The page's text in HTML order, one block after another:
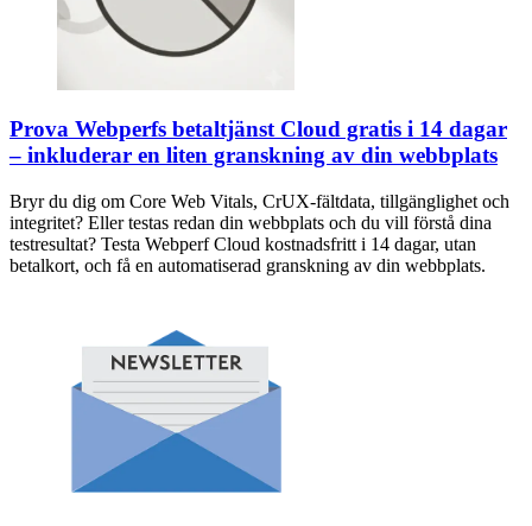
Prova Webperfs betaltjänst Cloud gratis i 14 dagar
– inkluderar en liten granskning av din webbplats
Bryr du dig om Core Web Vitals, CrUX-fältdata, tillgänglighet och
integritet? Eller testas redan din webbplats och du vill förstå dina
testresultat? Testa Webperf Cloud kostnadsfritt i 14 dagar, utan
betalkort, och få en automatiserad granskning av din webbplats.